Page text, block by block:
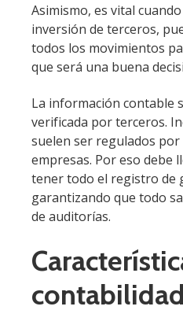
Asimismo, es vital
inversión de terceros,
todos los movimientos
que será una buena
La información contable
verificada por terceros.
suelen ser regulados por
empresas. Por eso debe
tener todo el registro de
garantizando que todo
de auditorías.